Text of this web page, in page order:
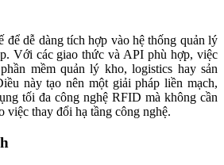
dễ dàng tích hợp vào hệ thống quản lý
Với các giao thức và API phù hợp, việc
mềm quản lý kho, logistics hay sản
này tạo nên một giải pháp liền mạch,
tối đa công nghệ RFID mà không cần
việc thay đổi hạ tầng công nghệ.